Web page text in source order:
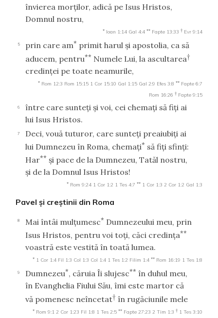
învierea morţilor, adică pe Isus Hristos,
Domnul nostru,
* Ioan 1:14 Gal 4:4 ** Fapte 13:33 † Evr 9:14
5 prin care am* primit harul şi apostolia, ca să
aducem, pentru** Numele Lui, la ascultarea†
credinţei pe toate neamurile,
* Rom 12:3 Rom 15:15 1 Cor 15:10 Gal 1:15 Gal 2:9 Efes 3:8 ** Fapte 6:7
Rom 16:26 † Fapte 9:15
6
între care sunteţi şi voi, cei chemaţi să fiţi ai
lui Isus Hristos.
7
Deci, vouă tuturor, care sunteţi preaiubiţi ai
lui Dumnezeu în Roma, chemaţi* să fiţi sfinţi:
Har** şi pace de la Dumnezeu, Tatăl nostru,
şi de la Domnul Isus Hristos!
* Rom 9:24 1 Cor 1:2 1 Tes 4:7 ** 1 Cor 1:3 2 Cor 1:2 Gal 1:3
Pavel şi creştinii din Roma
8 Mai întâi mulţumesc* Dumnezeului meu, prin
Isus Hristos, pentru voi toţi, căci credinţa**
voastră este vestită în toată lumea.
* 1 Cor 1:4 Fil 1:3 Col 1:3 Col 1:4 1 Tes 1:2 Filim 1:4 ** Rom 16:19 1 Tes 1:8
9 Dumnezeu*, căruia Îi slujesc** în duhul meu,
în Evanghelia Fiului Său, îmi este martor că
vă pomenesc neîncetat† în rugăciunile mele
* Rom 9:1 2 Cor 1:23 Fil 1:8 1 Tes 2:5 ** Fapte 27:23 2 Tim 1:3 † 1 Tes 3:10